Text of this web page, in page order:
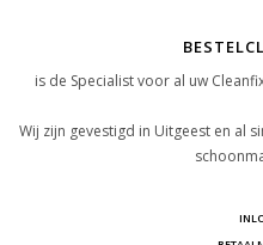
is de Specialist voor al uw
Wij zijn gevestigd in Uitgeest en al